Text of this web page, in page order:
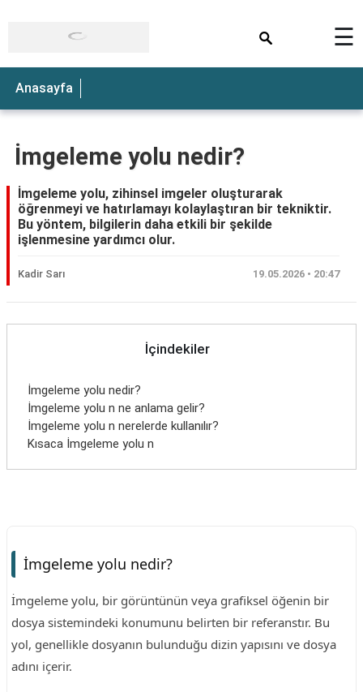
☰
Anasayfa
İmgeleme yolu nedir?
İmgeleme yolu, zihinsel imgeler oluşturarak
öğrenmeyi ve hatırlamayı kolaylaştıran bir tekniktir.
Bu yöntem, bilgilerin daha etkili bir şekilde
işlenmesine yardımcı olur.
Kadir Sarı 19.05.2026 • 20:47
İçindekiler
İmgeleme yolu nedir?
İmgeleme yolu n ne anlama gelir?
İmgeleme yolu n nerelerde kullanılır?
Kısaca İmgeleme yolu n
İmgeleme yolu nedir?
İmgeleme yolu, bir görüntünün veya grafiksel öğenin bir
dosya sistemindeki konumunu belirten bir referanstır. Bu
yol, genellikle dosyanın bulunduğu dizin yapısını ve dosya
adını içerir.